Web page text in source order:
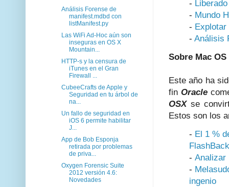
-
- Mundo
- Explotar
- Análisis
Sobre Mac OS
Este año ha
fin Oracle
OSXse
Estos son los
- El 1 %
- Analizar
-
ingenio
Análisis Forense de
manifest.mdbd con
listManifest.py
Las WiFi Ad-Hoc aún son
inseguras en OS X
Mountain...
HTTP-s y la censura de
iTunes en el Gran
Firewall ...
CubeeCrafts de Apple y
Seguridad en tu árbol de
na...
Un fallo de seguridad en
iOS 6 permite habilitar
J...
App de Bob Esponja
retirada por problemas
de priva...
Oxygen Forensic Suite
2012 versión 4.6:
Novedades